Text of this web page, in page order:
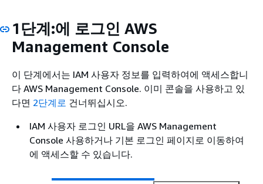
1단계:에 로그인 AWS
Management Console
이 단계에서는 IAM 사용자 정보를 입력하여에 액세스합니
다 AWS Management Console. 이미 콘솔을 사용하고 있
다면 2단계로 건너뛰십시오.
IAM 사용자 로그인 URL을 AWS Management
Console 사용하거나 기본 로그인 페이지로 이동하여
에 액세스할 수 있습니다.